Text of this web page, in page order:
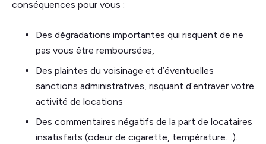
conséquences pour vous :
Des dégradations importantes qui risquent de ne
pas vous être remboursées,
Des plaintes du voisinage et d’éventuelles
sanctions administratives, risquant d’entraver votre
activité de locations
Des commentaires négatifs de la part de locataires
insatisfaits (odeur de cigarette, température…).